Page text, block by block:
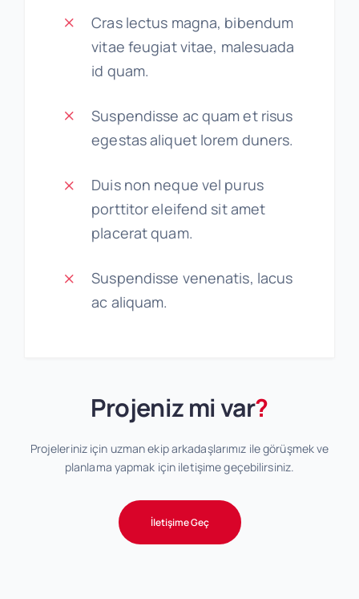
Cras lectus magna, bibendum
vitae feugiat vitae, malesuada
id quam.
Suspendisse ac quam et risus
egestas aliquet lorem duners.
Duis non neque vel purus
porttitor eleifend sit amet
placerat quam.
Suspendisse venenatis, lacus
ac aliquam.
Projeniz mi var?
Projeleriniz için uzman ekip arkadaşlarımız ile görüşmek ve
planlama yapmak için iletişime geçebilirsiniz.
İletişime Geç